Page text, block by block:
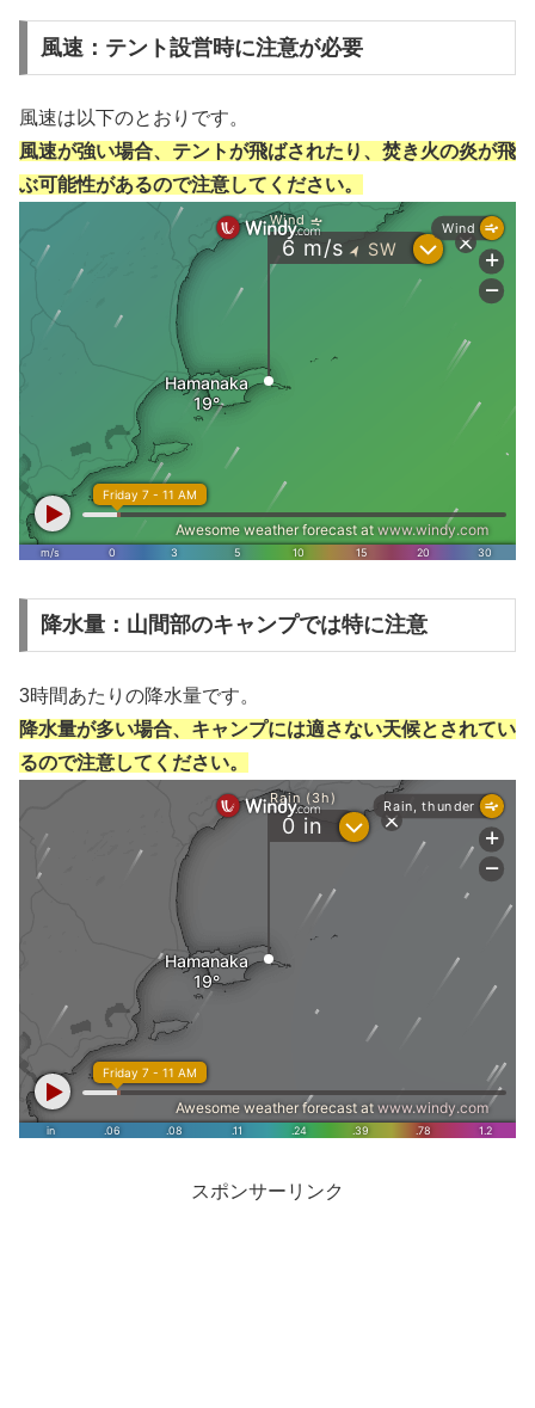
風速：テント設営時に注意が必要
風速は以下のとおりです。
風速が強い場合、テントが飛ばされたり、焚き火の炎が飛
ぶ可能性があるので注意してください。
降水量：山間部のキャンプでは特に注意
3時間あたりの降水量です。
降水量が多い場合、キャンプには適さない天候とされてい
るので注意してください。
スポンサーリンク